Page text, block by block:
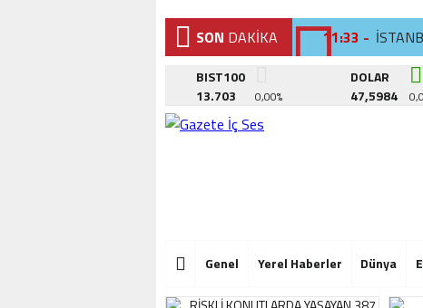
SON DAKİKA 11:33 -
11:23 -
15:11 -
BIST100
13.703
0,00%
DOLAR
47,5984
Genel Yerel Haberler Dünya